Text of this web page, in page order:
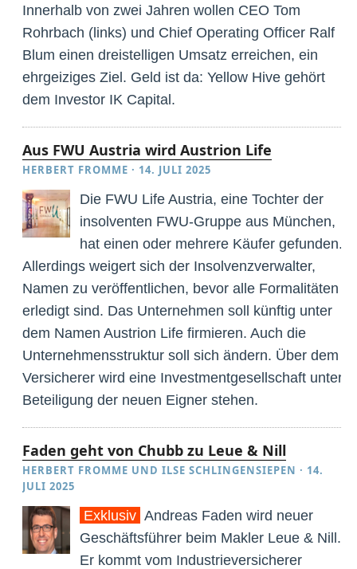
Innerhalb von zwei Jahren wollen CEO Tom
Rohrbach (links) und Chief Operating Officer Ralf
Blum einen dreistelligen Umsatz erreichen, ein
ehrgeiziges Ziel. Geld ist da: Yellow Hive gehört
dem Investor IK Capital.
Aus FWU Austria wird Austrion Life
HERBERT FROMME · 14. JULI 2025
Die FWU Life Austria, eine Tochter der
insolventen FWU-Gruppe aus München,
hat einen oder mehrere Käufer gefunden.
Allerdings weigert sich der Insolvenzverwalter,
Namen zu veröffentlichen, bevor alle Formalitäten
erledigt sind. Das Unternehmen soll künftig unter
dem Namen Austrion Life firmieren. Auch die
Unternehmensstruktur soll sich ändern. Über dem
Versicherer wird eine Investmentgesellschaft unter
Beteiligung der neuen Eigner stehen.
Faden geht von Chubb zu Leue & Nill
HERBERT FROMME UNDILSE SCHLINGENSIEPEN · 14.
JULI 2025
Exklusiv Andreas Faden wird neuer
Geschäftsführer beim Makler Leue & Nill.
Er kommt vom Industrieversicherer